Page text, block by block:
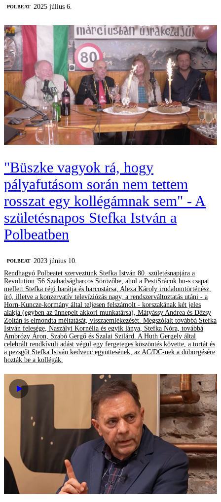
‎POLBEAT 2025 július 6.
"Büszke vagyok rá, hogy
pályafutásom során nem tettem
rosszat egy kollégámnak sem" - A
születésnapos Stefka István a
Polbeatben
‎POLBEAT 2023 június 10.
Rendhagyó Polbeatet szerveztünk Stefka István 80. születésnapjára a
Revolution '56 Szabadságharcos Sörözőbe, ahol a PestiSrácok.hu-s csapat
mellett Stefka régi barátja és harcostársa, Alexa Károly irodalomtörténész,
író, illetve a konzervatív televíziózás nagy, a rendszerváltoztatás utáni - a
Horn-Kuncze-kormány által teljesen felszámolt - korszakának két jeles
alakja (egyben az ünnepelt akkori munkatársa), Mátyássy Andrea és Dézsy
Zoltán is elmondta méltatását, visszaemlékezését. Megszólalt továbbá Stefka
István felesége, Naszályi Kornélia és egyik lánya, Stefka Nóra, továbbá
Ambrózy Áron, Szabó Gergő és Szalai Szilárd. A Huth Gergely által
celebrált rendkívüli adást végül egy fergeteges köszöntés követte, a tortát és
a pezsgőt Stefka István kedvenc együttesének, az AC/DC-nek a dübörgésére
hozták be a kollégák.